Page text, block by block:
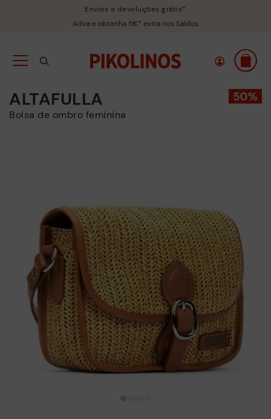
Envios e devoluções grátis*
Adira e obtenha 5€* extra nos Saldos
ALTAFULLA
Bolsa de ombro feminina